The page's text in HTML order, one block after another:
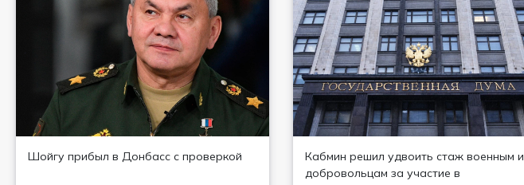
Шойгу прибыл в Донбасс с проверкой
Кабмин решил удвоить стаж военным и
добровольцам за участие в